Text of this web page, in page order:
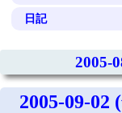
日記
2005-
2005-09-02